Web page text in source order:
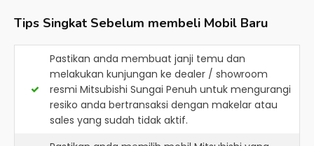
Tips Singkat Sebelum membeli Mobil Baru
Pastikan anda membuat janji temu dan
melakukan kunjungan ke dealer / showroom
resmi Mitsubishi Sungai Penuh untuk mengurangi
resiko anda bertransaksi dengan makelar atau
sales yang sudah tidak aktif.